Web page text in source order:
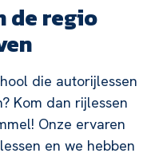
de regio
die autorijlessen
Kom dan rijlessen
Onze ervaren
en we hebben